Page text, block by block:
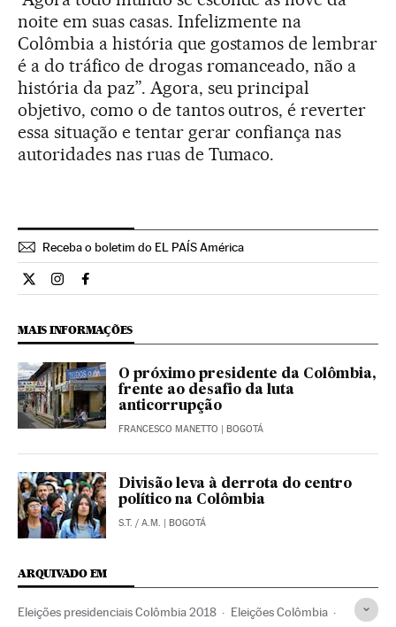
noite em suas casas. Infelizmente na
Colômbia a história que gostamos de lembrar
é a do tráfico de drogas romanceado, não a
história da paz”. Agora, seu principal
objetivo, como o de tantos outros, é reverter
essa situação e tentar gerar confiança nas
autoridades nas ruas de Tumaco.
Receba o boletim do EL PAÍS América
Internacional El País Brasil en Twitter
Internacional El País Brasil en Instagram
Internacional El País Brasil en Facebook
MAIS INFORMAÇÕES
O próximo presidente da Colômbia,
frente ao desafio da luta
anticorrupção
FRANCESCO MANETTO | BOGOTÁ
Divisão leva à derrota do centro
político na Colômbia
S.T. / A.M. | BOGOTÁ
ARQUIVADO EM
Eleições presidenciais Colômbia 2018 Eleições Colômbia